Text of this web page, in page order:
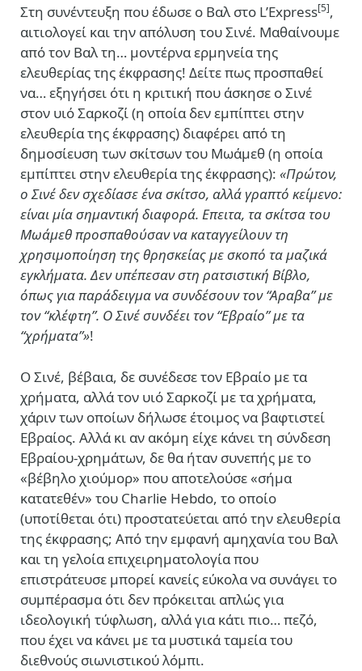
Στη συνέντευξη που έδωσε ο Βαλ στο L’Express[5],
αιτιολογεί και την απόλυση του Σινέ. Μαθαίνουμε
από τον Βαλ τη… μοντέρνα ερμηνεία της
ελευθερίας της έκφρασης! Δείτε πως προσπαθεί
να… εξηγήσει ότι η κριτική που άσκησε ο Σινέ
στον υιό Σαρκοζί (η οποία δεν εμπίπτει στην
ελευθερία της έκφρασης) διαφέρει από τη
δημοσίευση των σκίτσων του Μωάμεθ (η οποία
εμπίπτει στην ελευθερία της έκφρασης): «Πρώτον,
ο Σινέ δεν σχεδίασε ένα σκίτσο, αλλά γραπτό κείμενο:
είναι μία σημαντική διαφορά. Επειτα, τα σκίτσα του
Μωάμεθ προσπαθούσαν να καταγγείλουν τη
χρησιμοποίηση της θρησκείας με σκοπό τα μαζικά
εγκλήματα. Δεν υπέπεσαν στη ρατσιστική Βίβλο,
όπως για παράδειγμα να συνδέσουν τον “Αραβα” με
τον “κλέφτη”. Ο Σινέ συνδέει τον “Εβραίο” με τα
“χρήματα”»!
Ο Σινέ, βέβαια, δε συνέδεσε τον Εβραίο με τα
χρήματα, αλλά τον υιό Σαρκοζί με τα χρήματα,
χάριν των οποίων δήλωσε έτοιμος να βαφτιστεί
Εβραίος. Αλλά κι αν ακόμη είχε κάνει τη σύνδεση
Εβραίου-χρημάτων, δε θα ήταν συνεπής με το
«βέβηλο χιούμορ» που αποτελούσε «σήμα
κατατεθέν» του Charlie Hebdo, το οποίο
(υποτίθεται ότι) προστατεύεται από την ελευθερία
της έκφρασης; Από την εμφανή αμηχανία του Βαλ
και τη γελοία επιχειρηματολογία που
επιστράτευσε μπορεί κανείς εύκολα να συνάγει το
συμπέρασμα ότι δεν πρόκειται απλώς για
ιδεολογική τύφλωση, αλλά για κάτι πιο… πεζό,
που έχει να κάνει με τα μυστικά ταμεία του
διεθνούς σιωνιστικού λόμπι.